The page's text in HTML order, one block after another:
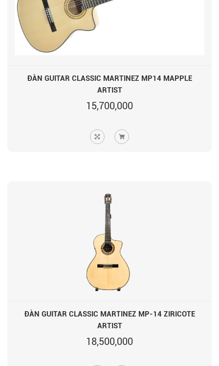
ĐÀN GUITAR CLASSIC MARTINEZ MP14 MAPPLE
ARTIST
15,700,000
ĐÀN GUITAR CLASSIC MARTINEZ MP-14 ZIRICOTE
ARTIST
18,500,000